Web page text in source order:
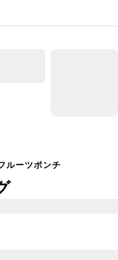
ルーツポンチ